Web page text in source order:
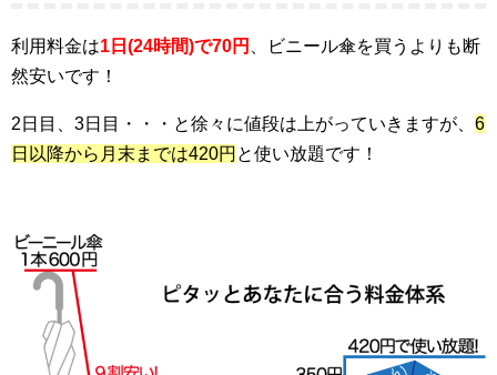
利用料金は1日(24時間)で70円
、ビニール傘を買うよりも断
然安いです！
2日目、3日目・・・と徐々に値段は上がっていきますが、 6
日以降から月末までは420円 と使い放題です！